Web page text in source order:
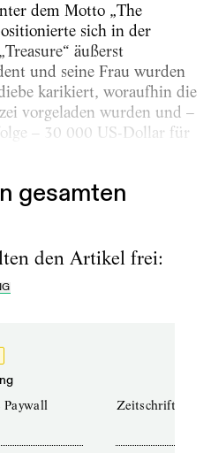
dem Motto „The
sich in der
äußerst
und seine Frau wurden
karikiert, woraufhin die
vorgeladen wurden und –
– 30 000 US-Dollar für
gesamten
den Artikel frei:
Paywall Zeitschriften